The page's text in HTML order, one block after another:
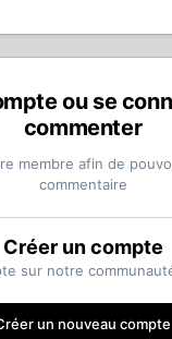
ou se
commenter
membre afin de
commentaire
Créer un compte
sur notre
un nouveau compte